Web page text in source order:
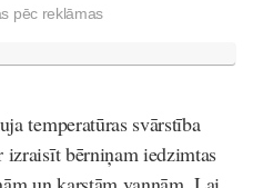
pēc reklāmas
temperatūras svārstība
izraisīt bērniņam iedzimtas